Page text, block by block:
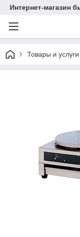
Интернет-магазин
Товары и услуги